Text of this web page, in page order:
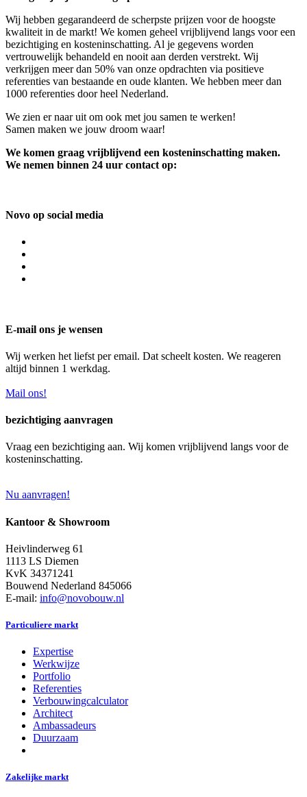
Wij hebben gegarandeerd de scherpste prijzen voor de hoogste
kwaliteit in de markt! We komen geheel vrijblijvend langs voor een
bezichtiging en kosteninschatting. Al je gegevens worden
vertrouwelijk behandeld en nooit aan derden verstrekt. Wij
verkrijgen meer dan 50% van onze opdrachten via positieve
referenties van bestaande en oude klanten. We hebben meer dan
1000 referenties door heel Nederland.
We zien er naar uit om ook met jou samen te werken!
Samen maken we jouw droom waar!
We komen graag vrijblijvend een kosteninschatting maken.
We nemen binnen 24 uur contact op:
Novo op social media
E-mail ons je wensen
Wij werken het liefst per email. Dat scheelt kosten. We reageren
altijd binnen 1 werkdag.
Mail ons!
bezichtiging aanvragen
Vraag een bezichtiging aan. Wij komen vrijblijvend langs voor de
kosteninschatting.
Nu aanvragen!
Kantoor & Showroom
Heivlinderweg 61
1113 LS Diemen
KvK 34371241
Bouwend Nederland 845066
E-mail: info@novobouw.nl
Particuliere markt
Expertise
Werkwijze
Portfolio
Referenties
Verbouwingcalculator
Architect
Ambassadeurs
Duurzaam
Zakelijke markt